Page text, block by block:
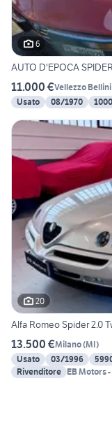
6
AUTO D'EPOCA
11.000 €Vellezzo Bellini
Usato
08/1970
20
Alfa Romeo Spider 2.0
13.500 €Milano(MI)
Usato
03/1996
Rivenditore EB Motors